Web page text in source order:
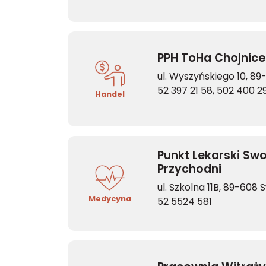
Handel
PPH ToHa Chojnice
ul. Wyszyńskiego 10,
52 397 21 58, 502 400
Medycyna
Punkt Lekarski
Przychodni
ul. Szkolna 11B, 89-608
52 5524 581